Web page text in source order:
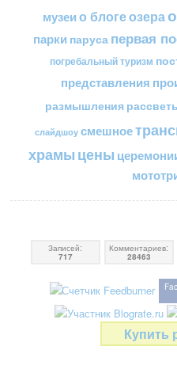
музеи о блогеозера
парки паруса первая
погребальный туризм
представления
размышления
слайдшоу смешное
храмы цены
Записей:
717
Комментариев:
28463
Купить